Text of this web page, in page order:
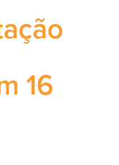
16